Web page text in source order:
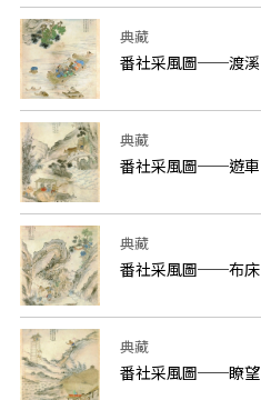
典藏
番社采風圖──渡溪
典藏
番社采風圖──遊車
典藏
番社采風圖──布床
典藏
番社采風圖──瞭望